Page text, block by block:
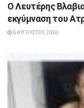
Ο Λευτέρης
εκγύμναση του
6 ΑΥΓΟΎΣΤΟΥ, 2026